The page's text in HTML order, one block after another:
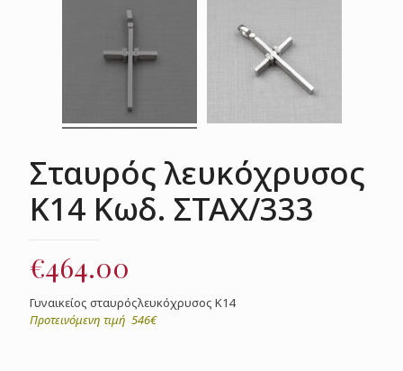
Σταυρός λευκόχρυσος
Κ14 Κωδ. ΣΤΑΧ/333
€464.00
Γυναικείος σταυρόςλευκόχρυσος Κ14
Προτεινόμενη τιμή 546€